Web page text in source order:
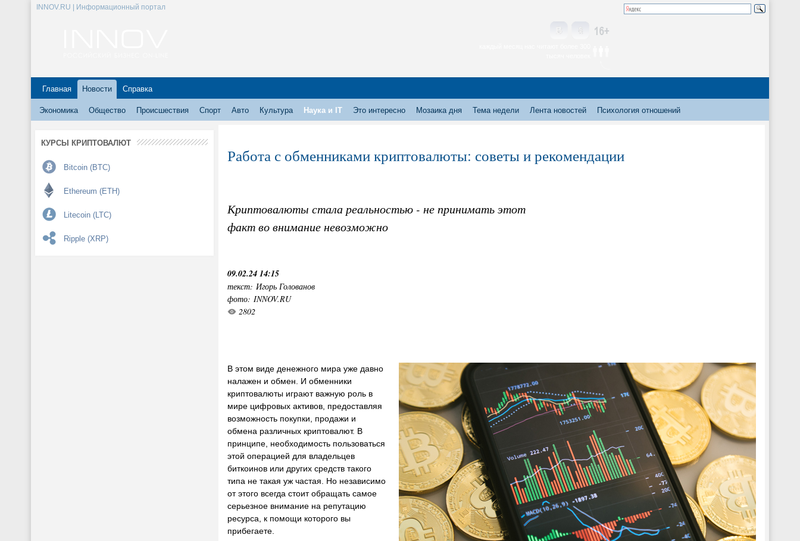
INNOV.RU | Информационный портал
Главная Новости Справка
Экономика Общество Происшествия Спорт Авто Культура Наука и IT Это интересно Мозаика дня Тема недели Лента новостей Психология отношений
КУРСЫ КРИПТОВАЛЮТ
Bitcoin (BTC)
Ethereum (ETH)
Litecoin (LTC)
Ripple (XRP)
Работа с обменниками криптовалюты: советы и рекомендации
Криптовалюты стала реальностью - не принимать этот
факт во внимание невозможно
09.02.24 14:15
текст: Игорь Голованов
фото: INNOV.RU
2802
В этом виде денежного мира уже давно
налажен и обмен. И обменники
криптовалюты играют важную роль в
мире цифровых активов, предоставляя
возможность покупки, продажи и
обмена различных криптовалют. В
принципе, необходимость пользоваться
этой операцией для владельцев
биткоинов или других средств такого
типа не такая уж частая. Но независимо
от этого всегда стоит обращать самое
серьезное внимание на репутацию
ресурса, к помощи которого вы
прибегаете.